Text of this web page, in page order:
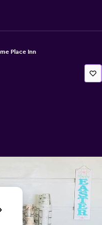
Place Inn